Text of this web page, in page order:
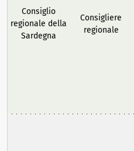
Consiglio
regionale della
Sardegna
Consigliere
regionale